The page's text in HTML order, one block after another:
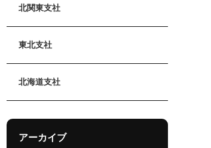
北関東支社
東北支社
北海道支社
アーカイブ